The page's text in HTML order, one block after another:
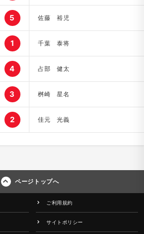
5 佐藤 裕児
1 千葉 泰将
4 占部 健太
3 桝崎 星名
2 佳元 光義
ページトップへ
ご利用規約
サイトポリシー